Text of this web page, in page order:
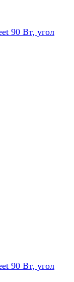
90 Вт, угол
90 Вт, угол